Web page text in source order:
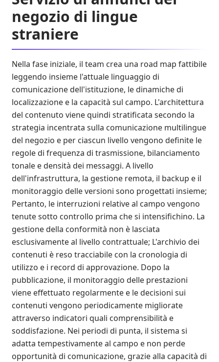
negozio di lingue
straniere
Nella fase iniziale, il team crea una road map fattibile
leggendo insieme l'attuale linguaggio di
comunicazione dell'istituzione, le dinamiche di
localizzazione e la capacità sul campo. L'architettura
del contenuto viene quindi stratificata secondo la
strategia incentrata sulla comunicazione multilingue
del negozio e per ciascun livello vengono definite le
regole di frequenza di trasmissione, bilanciamento
tonale e densità dei messaggi. A livello
dell'infrastruttura, la gestione remota, il backup e il
monitoraggio delle versioni sono progettati insieme;
Pertanto, le interruzioni relative al campo vengono
tenute sotto controllo prima che si intensifichino. La
gestione della conformità non è lasciata
esclusivamente al livello contrattuale; L'archivio dei
contenuti è reso tracciabile con la cronologia di
utilizzo e i record di approvazione. Dopo la
pubblicazione, il monitoraggio delle prestazioni
viene effettuato regolarmente e le decisioni sui
contenuti vengono periodicamente migliorate
attraverso indicatori quali comprensibilità e
soddisfazione. Nei periodi di punta, il sistema si
adatta tempestivamente al campo e non perde
opportunità di comunicazione, grazie alla capacità di